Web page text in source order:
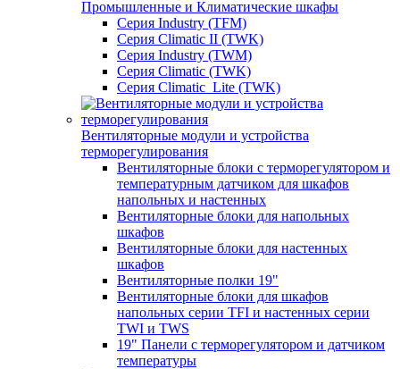
Промышленные и Климатические шкафы
Серия Industry (TFM)
Серия Climatic II (TWK)
Серия Industry (TWM)
Серия Climatic (TWK)
Серия Climatic_Lite (TWK)
Вентиляторные модули и устройства
терморегулирования
Вентиляторные блоки с терморегулятором и
температурным датчиком для шкафов
напольных и настенных
Вентиляторные блоки для напольных
шкафов
Вентиляторные блоки для настенных
шкафов
Вентиляторные полки 19"
Вентиляторные блоки для шкафов
напольных серии TFI и настенных серии
TWI и TWS
19" Панели с терморегулятором и датчиком
температуры